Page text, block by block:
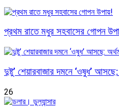
প্রথম রাতে মধুর সহবাসের গোপন
দুষ্টু’ শেয়ারবাজার দমনে ‘ওষুধ’ আসছে:
26